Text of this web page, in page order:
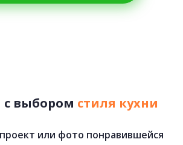
выбором стиля кухни
или фото понравившейся